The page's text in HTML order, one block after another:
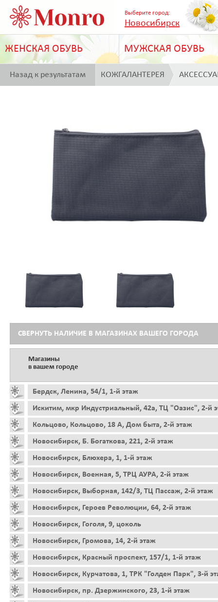
Выберите город:
Новосибирск
ЖЕНСКАЯ ОБУВЬ МУЖСКАЯ ОБУВЬ
Назад к результатам КОЖГАЛАНТЕРЕЯ
СВЕРНУТЬ НАЛИЧИЕ В МАГАЗИНАХ ВАШЕГО ГОРОДА
Магазины
в вашем городе
Бердск, Ленина, 54/1, 1-й этаж
Искитим, мкр Индустриальный, 42а, ТЦ "Оазис", 2-й
Кольцово, Кольцово, 18 А, Дом быта, 2-й этаж
Новосибирск, Б. Богаткова, 221, 2-й этаж
Новосибирск, Блюхера, 1, 1-й этаж
Новосибирск, Военная, 5, ТРЦ АУРА, 2-й этаж
Новосибирск, Выборная, 142/3, ТЦ Пассаж, 2-й этаж
Новосибирск, Героев Революции, 64, 2-й этаж
Новосибирск, Гоголя, 9, цоколь
Новосибирск, Громова, 14, 2-й этаж
Новосибирск, Красный проспект, 157/1, 1-й этаж
Новосибирск, Курчатова, 1, ТРК "Голден Парк", 3-й
Новосибирск, пр. Дзержинского, 23, 1-й этаж